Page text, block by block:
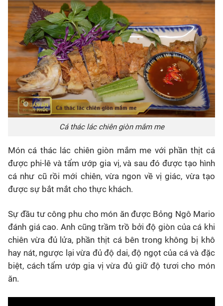
Cá thác lác chiên giòn mắm me
Món cá thác lác chiên giòn mắm me với phần thịt cá
được phi-lê và tẩm ướp gia vị, và sau đó được tạo hình
cá như cũ rồi mới chiên, vừa ngon về vị giác, vừa tạo
được sự bắt mắt cho thực khách.
Sự đầu tư công phu cho món ăn được Bỏng Ngô Mario
đánh giá cao. Anh cũng trầm trồ bởi độ giòn của cá khi
chiên vừa đủ lửa, phần thịt cá bên trong không bị khô
hay nát, ngược lại vừa đủ độ dai, độ ngọt của cá và đặc
biệt, cách tẩm ướp gia vị vừa đủ giữ độ tươi cho món
ăn.